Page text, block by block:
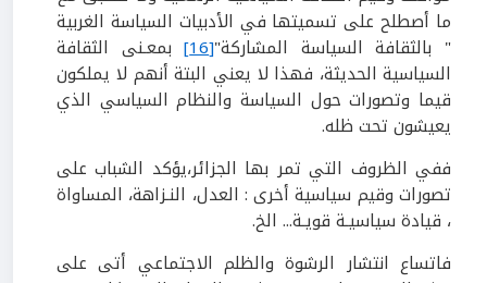
ما أصطلح على تسميتها في الأدبيات السياسة الغربية
" بالثقافة السياسة المشاركة"[16]
بمعـنى الثقافة
السياسية الحديثة، فهذا لا يعني البتة أنهم لا يملكون
قيما وتصورات حول السياسة والنظام السياسي الذي
يعيشون تحت ظله.
ففي الظروف التي تمر بها الجزائر،يؤكد الشباب على
تصورات وقيم سياسية أخرى : العدل، النـزاهة، المساواة
، قيادة سياسيـة قويـة... الخ.
فاتساع انتشار الرشوة والظلم الاجتماعي أتى على